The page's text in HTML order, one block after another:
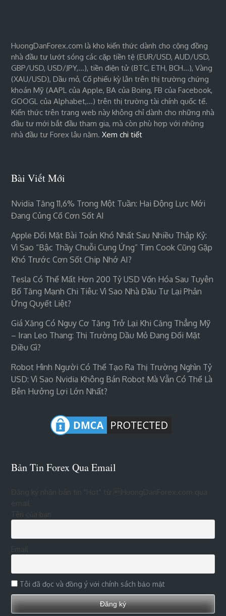
HuongDanForex.com là kho kiến thức dành cho cộng đồng
nhà đầu tư lướt sóng các cặp tiền tệ (EUR/USD, AUD/USD,
GBP/USD, USD/JPY,…), tiền điện tử (BTC, ETH, BCH…), Vàng
(XAU/USD), Dầu mỏ, Cổ phiếu kỳ lân trên thị trường chứng
khoán Mỹ (AAPL của Apple, BA của Boing, FB của Facebook,
GOOGL của Alphabet,…) trên thị trường tài chính quốc tế.
Kiến thức trên trang web này không chỉ dành cho những nhà
đầu tư mới bắt đầu tham gia, mà còn phù hợp với những
nhà đầu tư Forex lâu năm.Xem chi tiết
Bài Viết Mới
Nvidia Tăng 11,6% Trong Một Tuần: Hai Động Lực Mới
Đang Củng Cố Cơn Sốt AI
Apple Đối Mặt Bài Toán Khó Nhất Sau Nhiều Thập Kỷ:
Vì Sao “bậc Thầy Chuỗi Cung Ứng” Tim Cook Cũng Gặp
Khó Trước Cơn Sốt Chip Nhớ AI?
Tesla Có Thể Mất Hơn 200 Tỷ USD Vốn Hóa Sau Tuyên
Bố Tăng Mạnh Chi Tiêu: Vì Sao Nhà Đầu Tư Lại Phản
Ứng Quyết Liệt?
Giá Xăng Có Nguy Cơ Tăng Trở Lại Khi Căng Thẳng Mỹ
– Iran Leo Thang: Thị Trường Dầu Mỏ Đang Đối Mặt
Điều Gì?
Robot Hình Người Có Thể Tạo Ra Thị Trường Nghìn Tỷ
USD: Vì Sao Nvidia Không Bán Robot Mà Vẫn Có Thể Là
Bên Hưởng Lợi Lớn Nhất?
Bản Tin Forex Qua Email
Đăng ký nhận bản tin "Hot" từ HuongDanForex.com qua
Tên của bạn
Tôi đã đọc và đồng ý với chính sách bảo mật